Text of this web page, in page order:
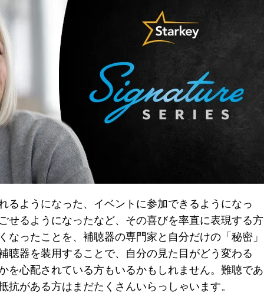
るようになった、イベントに参加できるようになっ
せるようになったなど、その喜びを率直に表現する方
なったことを、補聴器の専門家と自分だけの「秘密」
聴器を装用することで、自分の見た目がどう変わる
を心配されている方もいるかもしれません。難聴であ
抗がある方はまだたくさんいらっしゃいます。